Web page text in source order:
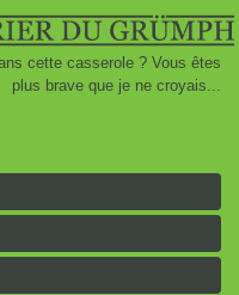
cette casserole ? Vous êtes
plus brave que je ne croyais...